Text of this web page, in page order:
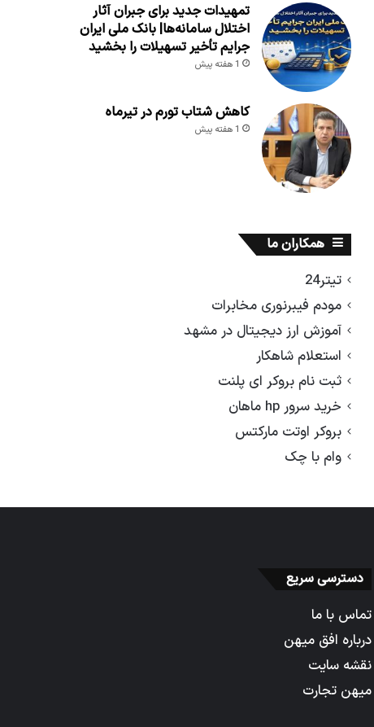
تمهیدات جدید برای جبران آثار
اختلال سامانه‌ها| بانک ملی ایران
جرایم تأخیر تسهیلات را بخشید
1 هفته پیش
کاهش شتاب تورم در تیرماه
1 هفته پیش
همکاران ما
تیتر24
مودم فیبرنوری مخابرات
آموزش ارز دیجیتال در مشهد
استعلام شاهکار
ثبت نام بروکر ای پلنت
خرید سرور hp ماهان
بروکر اوتت مارکتس
وام با چک
دسترسی سریع
تماس با ما
درباره افق میهن
نقشه سایت
میهن تجارت